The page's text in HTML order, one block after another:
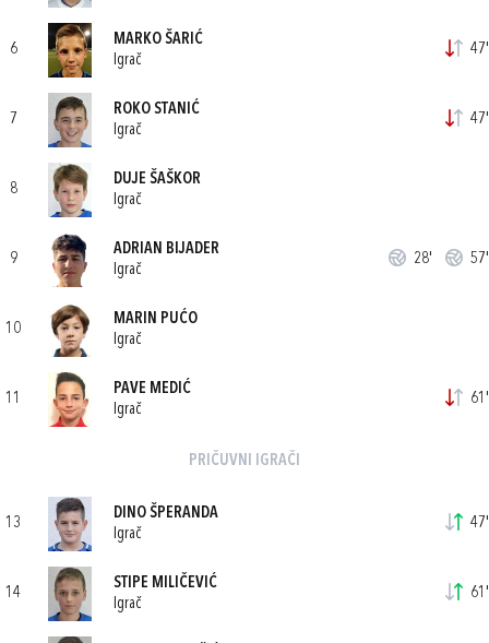
6
MARKO ŠARIĆ
Igrač
47'
7
ROKO STANIĆ
Igrač
47'
8
DUJE ŠAŠKOR
Igrač
9
ADRIAN BIJADER
Igrač
28' 57'
10
MARIN PUĆO
Igrač
11
PAVE MEDIĆ
Igrač
61'
PRIČUVNI IGRAČI
13
DINO ŠPERANDA
Igrač
47'
14
STIPE MILIČEVIĆ
Igrač
61'